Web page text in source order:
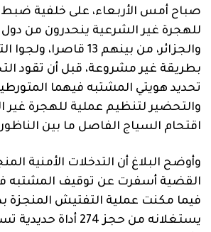
للهجرة غير الشرعية ينحدرون من
والجزائر، من بينهم 13
بطريقة غير مشروعة، قبل أن تقود
تحديد هويتي المشتبه فيهما
والتحضير لتنظيم عملية للهجرة غير
اقتحام السياج الفاصل ما بين
وأوضح البلاغ أن التدخلات الأمنية
القضية أسفرت عن توقيف المشتبه
فيما مكنت عملية التفتيش المنجزة
يستغلانه من حجز 274